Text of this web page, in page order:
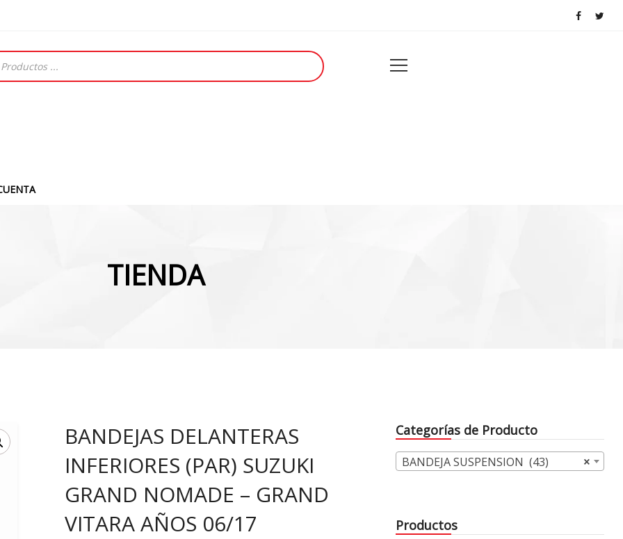
TIENDA
BANDEJAS DELANTERAS
INFERIORES (PAR) SUZUKI
GRAND NOMADE – GRAND
VITARA AÑOS 06/17
Categorías de Producto
×
BANDEJA SUSPENSION (43)
Productos